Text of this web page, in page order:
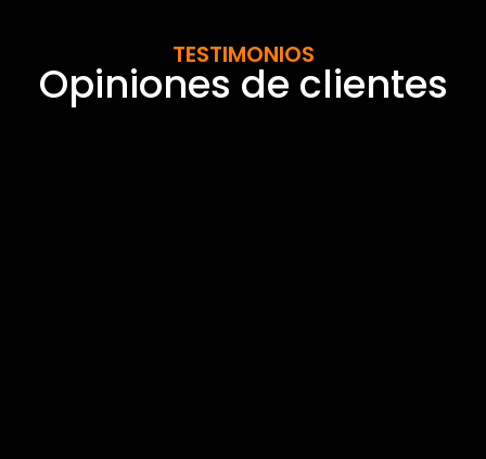
TESTIMONIOS
Opiniones de clientes